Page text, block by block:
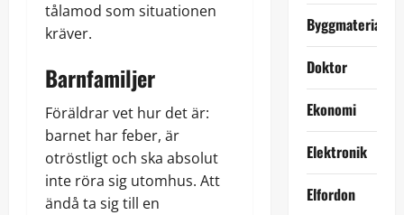
tålamod som situationen
kräver.
Barnfamiljer
Föräldrar vet hur det är:
barnet har feber, är
otröstligt och ska absolut
inte röra sig utomhus. Att
ändå ta sig till en
Byggmaterial
Doktor
Ekonomi
Elektronik
Elfordon